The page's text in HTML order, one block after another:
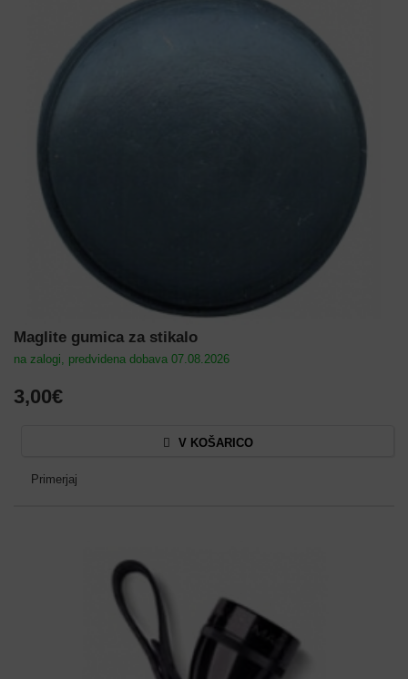
Maglite gumica za stikalo
na zalogi, predvidena dobava 07.08.2026
3,00€
V KOŠARICO
Primerjaj